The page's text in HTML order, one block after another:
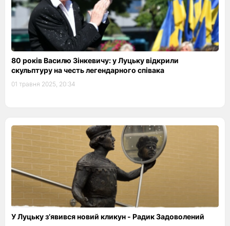
80 років Василю Зінкевичу: у Луцьку відкрили
скульптуру на честь легендарного співака
01 травня 2025, 20:34
У Луцьку з’явився новий кликун - Радик Задоволений